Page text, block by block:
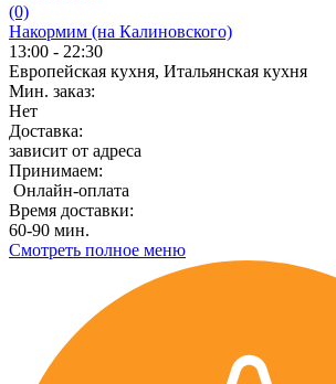
(0)
Накормим (на Калиновского)
13:00 - 22:30
Европейская кухня, Итальянская кухня
Мин. заказ:
Нет
Доставка:
зависит от адреса
Принимаем:
Онлайн-оплата
Время доставки:
60-90 мин.
Смотреть полное меню